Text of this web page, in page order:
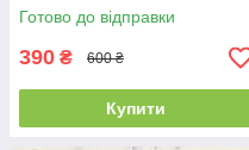
Готово до відправки
390 ₴ 600 ₴
Купити